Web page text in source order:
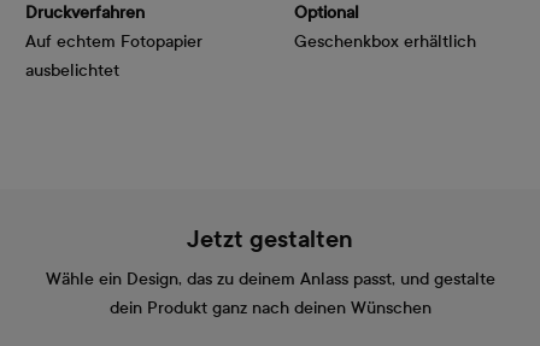
Druckverfahren
Auf echtem Fotopapier
ausbelichtet
Optional
Geschenkbox erhältlich
Jetzt gestalten
Wähle ein Design, das zu deinem Anlass passt, und gestalte
dein Produkt ganz nach deinen Wünschen